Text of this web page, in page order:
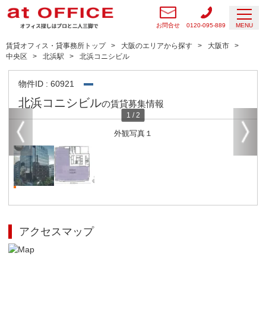
お問合せ 0120-095-889 MENU
賃貸オフィス・貸事務所トップ 大阪のエリアから探す
大阪市
中央区
北浜駅 北浜コニシビル
物件ID : 60921
北浜コニシビルの賃貸募集情報
外観写真１
1 /2
アクセスマップ